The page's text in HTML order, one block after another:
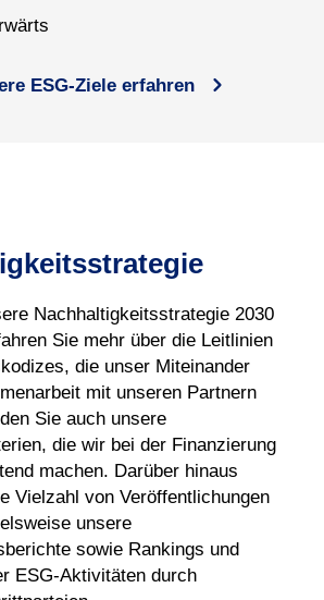
ESG-Ziele erfahren
Nachhaltigkeitsstrategie 2030
Sie mehr über die Leitlinien
die unser Miteinander
mit unseren Partnern
Sie auch unsere
die wir bei der Finanzierung
machen. Darüber hinaus
Vielzahl von Veröffentlichungen
unsere
sowie Rankings und
ESG-Aktivitäten durch